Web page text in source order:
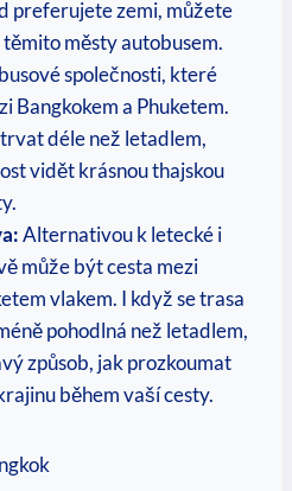
‍preferujete zemi, můžete⁣
městy autobusem.
společnosti, ‌které
Bangkokem a Phuketem.
déle než letadlem,
vidět krásnou thajskou
⁢Alternativou k ⁣letecké i
může být‍ cesta mezi
vlakem. I když se trasa
pohodlná než letadlem,
způsob, ⁢jak ⁣prozkoumat
během⁣ vaší cesty.